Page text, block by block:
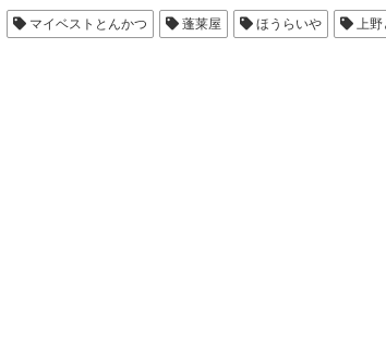
マイベストとんかつ 蓬莱屋 ほうらいや 上野